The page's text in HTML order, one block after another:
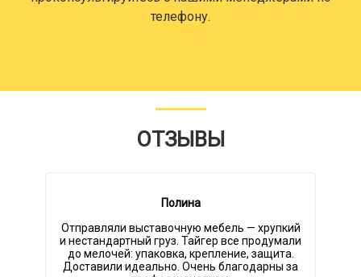
телефону.
ОТЗЫВЫ
Полина
Отправляли выставочную мебель — хрупкий
и нестандартный груз. Тайгер все продумали
до мелочей: упаковка, крепление, защита.
Доставили идеально. Очень благодарны за